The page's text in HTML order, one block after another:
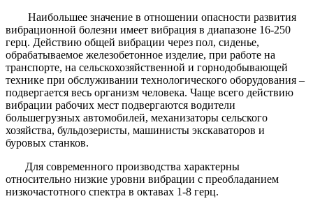
Наибольшее значение в отношении опасности развития
вибрационной болезни имеет вибрация в диапазоне 16-250
герц. Действию общей вибрации через пол, сиденье,
обрабатываемое железобетонное изделие, при работе на
транспорте, на сельскохозяйственной и горнодобывающей
технике при обслуживании технологического оборудования –
подвергается весь организм человека. Чаще всего действию
вибрации рабочих мест подвергаются водители
большегрузных автомобилей, механизаторы сельского
хозяйства, бульдозеристы, машинисты экскаваторов и
буровых станков.
Для современного производства характерны
относительно низкие уровни вибрации с преобладанием
низкочастотного спектра в октавах 1-8 герц.